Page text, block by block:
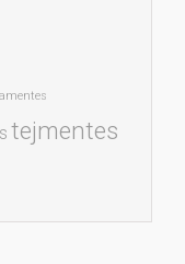
tejmentes